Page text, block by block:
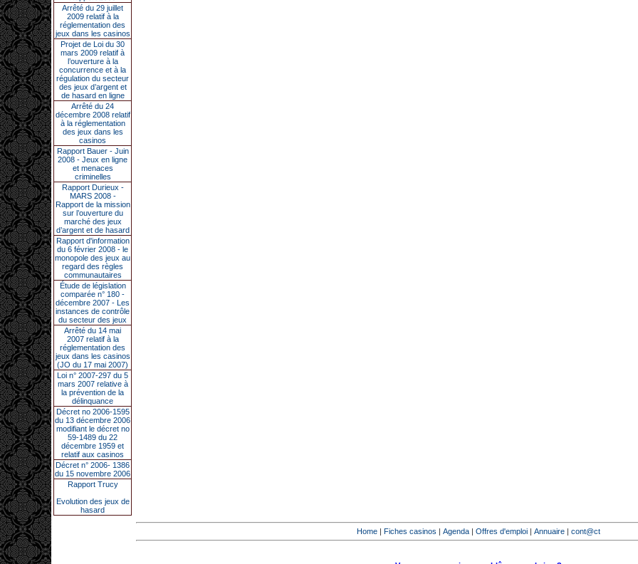
Arrêté du 29 juillet
2009 relatif à la
réglementation des
jeux dans les casinos
Projet de Loi du 30
mars 2009 relatif à
l’ouverture à la
concurrence et à la
régulation du secteur
des jeux d’argent et
de hasard en ligne
Arrêté du 24
décembre 2008 relatif
à la réglementation
des jeux dans les
casinos
Rapport Bauer - Juin
2008 - Jeux en ligne
et menaces
criminelles
Rapport Durieux -
MARS 2008 -
Rapport de la mission
sur l’ouverture du
marché des jeux
d’argent et de hasard
Rapport d'information
du 6 février 2008 - le
monopole des jeux au
regard des règles
communautaires
Étude de législation
comparée n° 180 -
décembre 2007 - Les
instances de contrôle
du secteur des jeux
Arrêté du 14 mai
2007 relatif à la
réglementation des
jeux dans les casinos
(JO du 17 mai 2007)
Loi n° 2007-297 du 5
mars 2007 relative à
la prévention de la
délinquance
Décret no 2006-1595
du 13 décembre 2006
modifiant le décret no
59-1489 du 22
décembre 1959 et
relatif aux casinos
Décret n° 2006- 1386
du 15 novembre 2006
Rapport Trucy
Evolution des jeux de
hasard
Home | Fiches casinos | Agenda | Offres d'emploi | Annuaire | cont@ct